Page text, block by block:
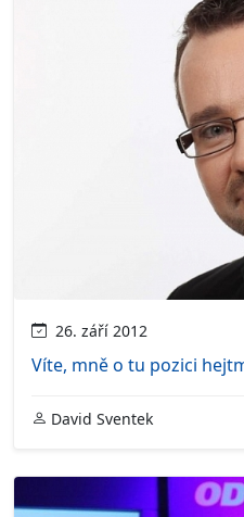
26. září 2012
Víte, mně o tu pozici
David Sventek